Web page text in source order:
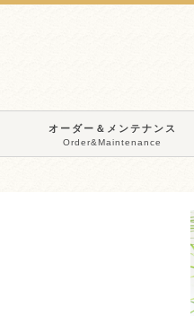
オーダー＆メンテナンス
Order&Maintenance